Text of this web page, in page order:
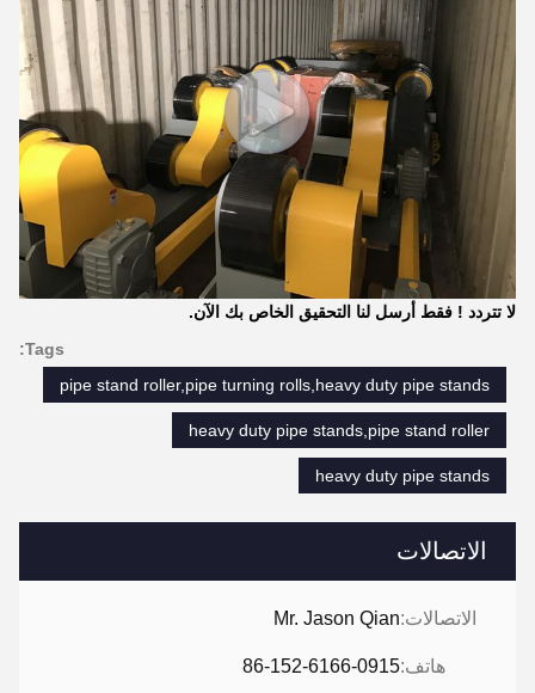
الاتصالات
الاتصالات:Mr. Jason Qian
هاتف:86-152-6166-0915
لا تتردد ! فقط أرسل لنا التحقيق الخاص بك الآن.
Tags:
pipe stand roller,pipe turning rolls,heavy duty pipe stands
heavy duty pipe stands,pipe stand roller
heavy duty pipe stands